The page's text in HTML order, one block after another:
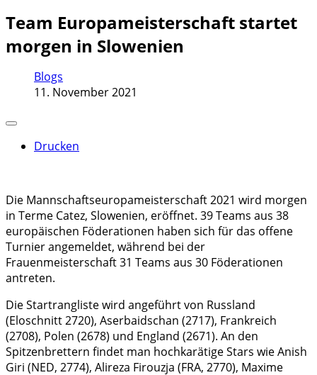
Team Europameisterschaft startet
morgen in Slowenien
Blogs
11. November 2021
Drucken
Die Mannschaftseuropameisterschaft 2021 wird morgen
in Terme Catez, Slowenien, eröffnet. 39 Teams aus 38
europäischen Föderationen haben sich für das offene
Turnier angemeldet, während bei der
Frauenmeisterschaft 31 Teams aus 30 Föderationen
antreten.
Die Startrangliste wird angeführt von Russland
(Eloschnitt 2720), Aserbaidschan (2717), Frankreich
(2708), Polen (2678) und England (2671). An den
Spitzenbrettern findet man hochkarätige Stars wie Anish
Giri (NED, 2774), Alireza Firouzja (FRA, 2770), Maxime